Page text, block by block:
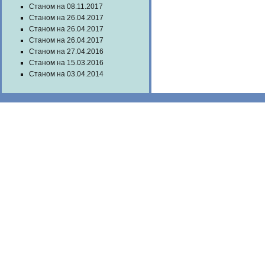
Станом на 08.11.2017
Станом на 26.04.2017
Станом на 26.04.2017
Станом на 26.04.2017
Станом на 27.04.2016
Станом на 15.03.2016
Станом на 03.04.2014